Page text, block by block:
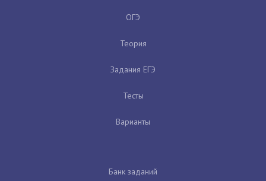
ОГЭ
Теория
Задания ЕГЭ
Тесты
Варианты
Банк заданий